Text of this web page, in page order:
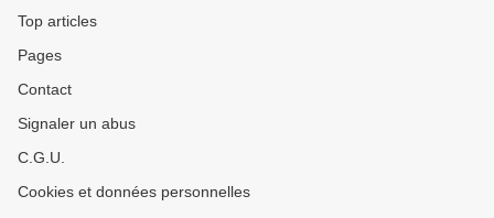
Top articles
Pages
Contact
Signaler un abus
C.G.U.
Cookies et données personnelles